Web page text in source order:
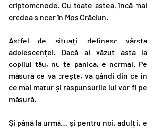
criptomonede. Cu toate astea, încă mai
credea sincer în Moș Crăciun.
Astfel de situații definesc vârsta
adolescenței. Dacă ai văzut asta la
copilul tău, nu te panica, e normal. Pe
măsură ce va crește, va gândi din ce în
ce mai matur și răspunsurile lui vor fi pe
măsură.
Și până la urmă… și pentru noi, adulții, e